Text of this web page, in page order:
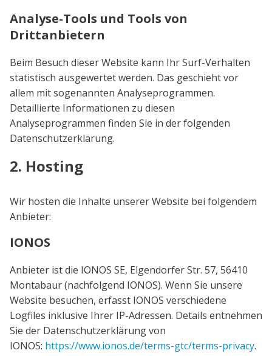
Analyse-Tools und Tools von
Drittanbietern
Beim Besuch dieser Website kann Ihr Surf-Verhalten
statistisch ausgewertet werden. Das geschieht vor
allem mit sogenannten Analyseprogrammen.
Detaillierte Informationen zu diesen
Analyseprogrammen finden Sie in der folgenden
Datenschutzerklärung.
2. Hosting
Wir hosten die Inhalte unserer Website bei folgendem
Anbieter:
IONOS
Anbieter ist die IONOS SE, Elgendorfer Str. 57, 56410
Montabaur (nachfolgend IONOS). Wenn Sie unsere
Website besuchen, erfasst IONOS verschiedene
Logfiles inklusive Ihrer IP-Adressen. Details entnehmen
Sie der Datenschutzerklärung von
IONOS: https://www.ionos.de/terms-gtc/terms-privacy.